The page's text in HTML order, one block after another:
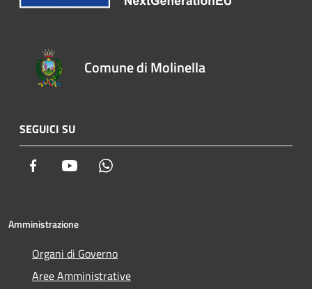
Comune di Molinella
SEGUICI SU
Facebook Youtube
Amministrazione
Organi di Governo
Aree Amministrative